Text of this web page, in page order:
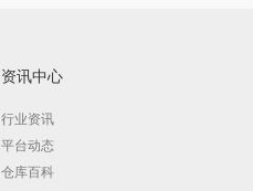
资讯中心
行业资讯
平台动态
仓库百科